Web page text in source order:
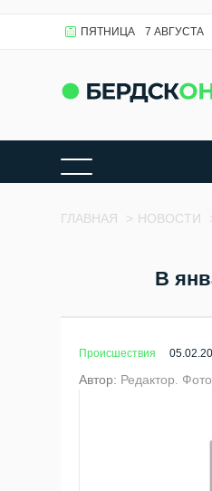
ПЯТНИЦА 7 АВГУСТА
ГЛАВНАЯ > НОВОСТИ
В
Происшествия
Автор: Редактор.